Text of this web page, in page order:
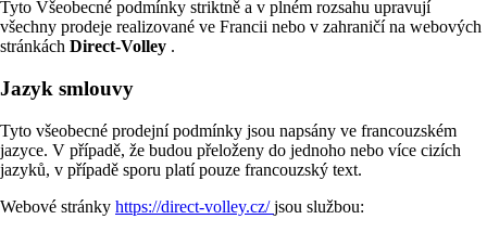
Tyto Všeobecné podmínky striktně a v plném rozsahu upravují
všechny prodeje realizované ve Francii nebo v zahraničí na webových
stránkách Direct-Volley .
Jazyk smlouvy
Tyto všeobecné prodejní podmínky jsou napsány ve francouzském
jazyce. V případě, že budou přeloženy do jednoho nebo více cizích
jazyků, v případě sporu platí pouze francouzský text.
Webové stránky https://direct-volley.cz/jsou službou: